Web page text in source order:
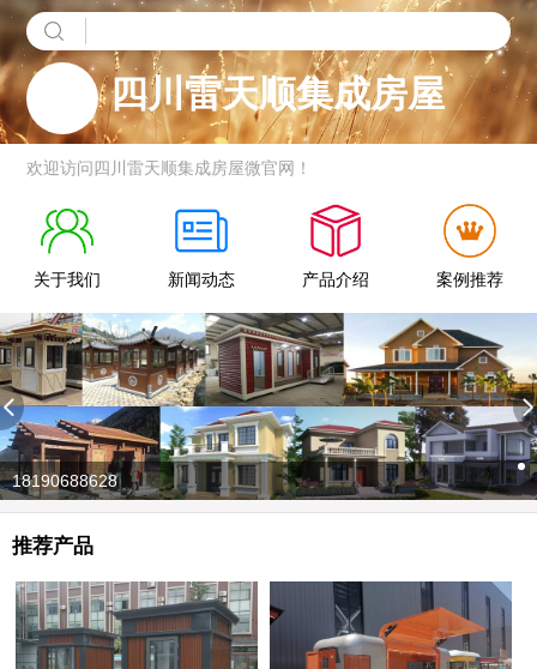
四川雷天顺集成房屋
欢迎访问四川雷天顺集成房屋微官网！
关于我们 新闻动态 产品介绍 案例推荐
18190688628
推荐产品